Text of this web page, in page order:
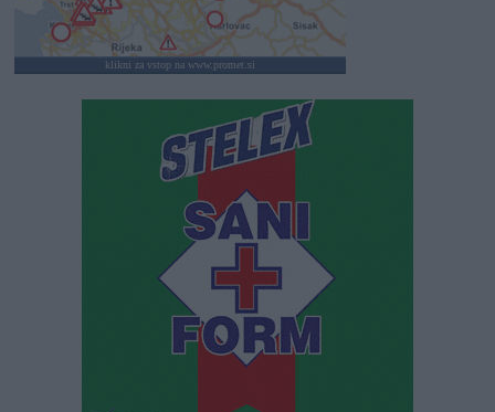
klikni za vstop na www.promet.si